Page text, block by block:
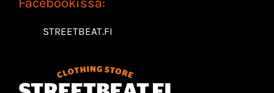
Facebookissa:
STREETBEAT.FI